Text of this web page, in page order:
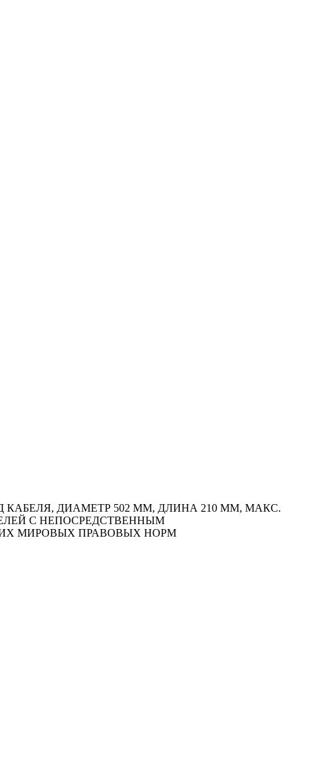
ДИАМЕТР 502 ММ, ДЛИНА 210 ММ, МАКС.
С НЕПОСРЕДСТВЕННЫМ
МИРОВЫХ ПРАВОВЫХ НОРМ